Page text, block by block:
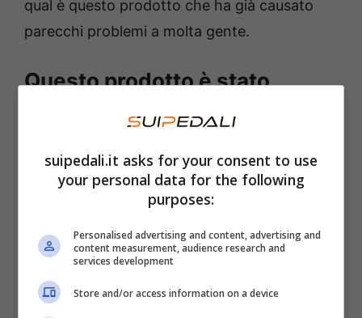
qual è questo prodotto che ha già causato
parecchi problemi a molta gente.
Questo prodotto è stato
ritirato dagli scaffali
L’allarme che è stato diramato dal Ministero
della Salute italiano ha riguardatodiversi
prodotti a base di carne. Il rischio è molto
alto per quanto riguarda la salmonella e la
listeria e riguarda principalmente alcuni lotti di
hamburger e salumi di vari marchi
raccomandazione è stata quella di restituirli al
suipedali.it asks for your consent to use
your personal data for the following
purposes:
Personalised advertising and content, advertising and
content measurement, audience research and
services development
Store and/or access information on a device